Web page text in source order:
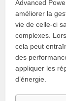
Advanced
améliorer la
vie de celle-ci
complexes.
cela peut
des
appliquer les
d’énergie.